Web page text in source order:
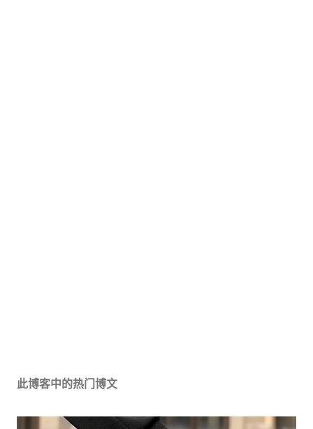
此博客中的热门博文